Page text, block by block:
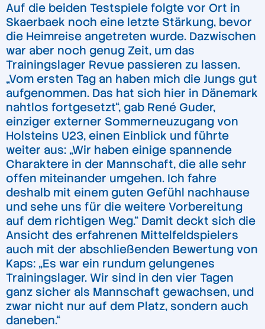
Auf die beiden Testspiele folgte vor Ort in
Skaerbaek noch eine letzte Stärkung, bevor
die Heimreise angetreten wurde. Dazwischen
war aber noch genug Zeit, um das
Trainingslager Revue passieren zu lassen.
„Vom ersten Tag an haben mich die Jungs gut
aufgenommen. Das hat sich hier in Dänemark
nahtlos fortgesetzt“, gab René Guder,
einziger externer Sommerneuzugang von
Holsteins U23, einen Einblick und führte
weiter aus: „Wir haben einige spannende
Charaktere in der Mannschaft, die alle sehr
offen miteinander umgehen. Ich fahre
deshalb mit einem guten Gefühl nachhause
und sehe uns für die weitere Vorbereitung
auf dem richtigen Weg.“ Damit deckt sich die
Ansicht des erfahrenen Mittelfeldspielers
auch mit der abschließenden Bewertung von
Kaps: „Es war ein rundum gelungenes
Trainingslager. Wir sind in den vier Tagen
ganz sicher als Mannschaft gewachsen, und
zwar nicht nur auf dem Platz, sondern auch
daneben.“